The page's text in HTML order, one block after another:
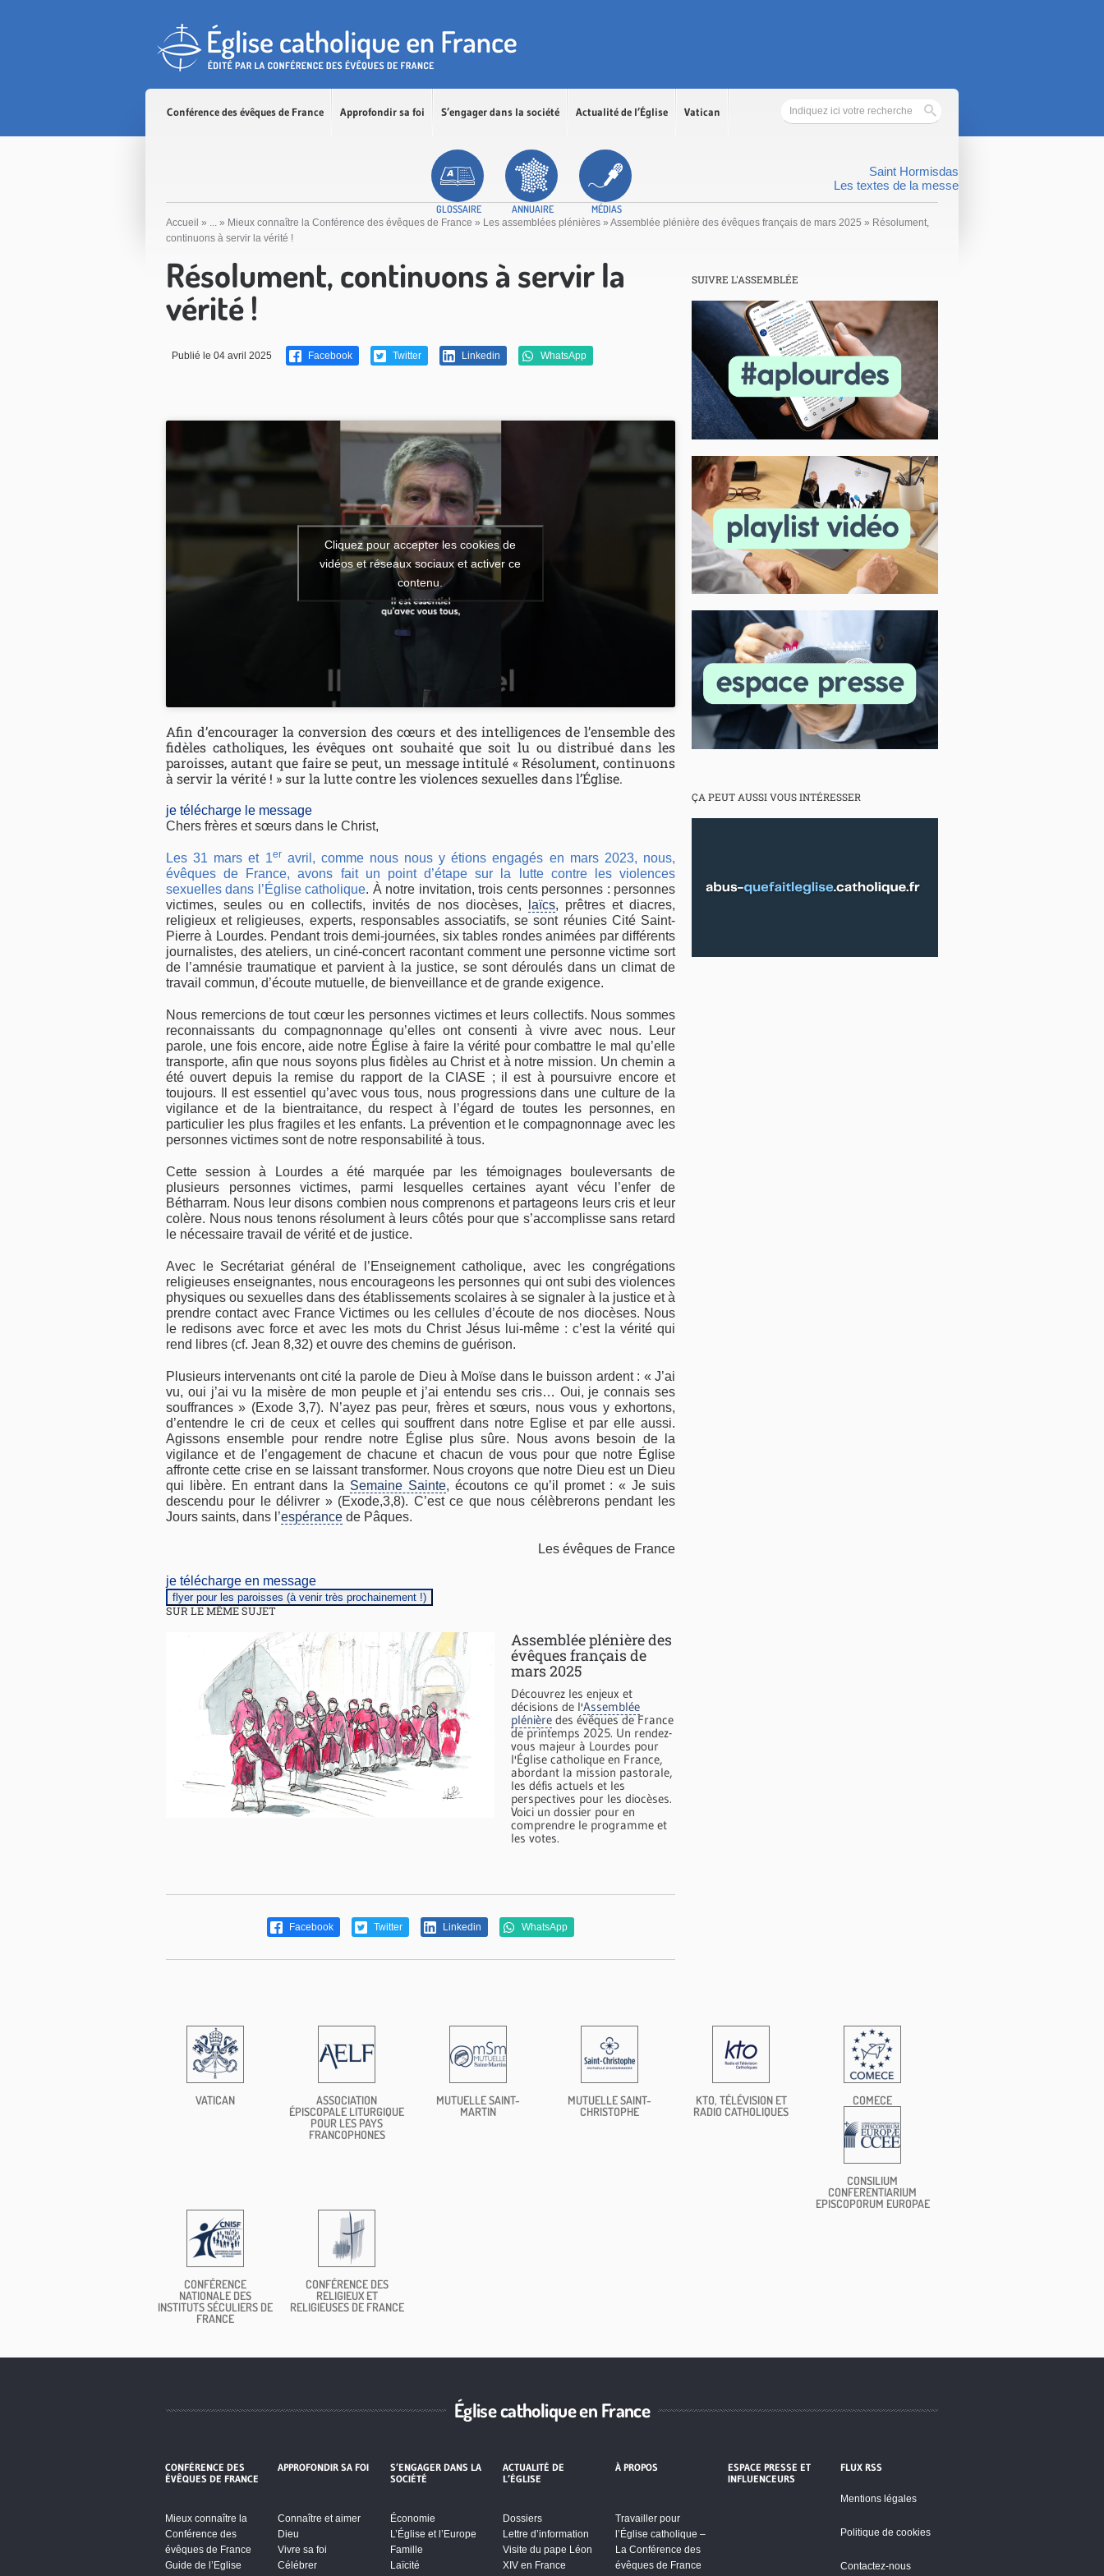
Conférence des évêques de France Approfondir sa foi S’engager dans la société Actualité de l’Église Vatican
GLOSSAIRE ANNUAIRE MÉDIAS
Saint Hormisdas
Les textes de la messe
Accueil » ... » Mieux connaître la Conférence des évêques de France » Les assemblées plénières » Assemblée plénière des évêques français de mars 2025 » Résolument,
continuons à servir la vérité !
Résolument, continuons à servir la
vérité !
Publié le 04 avril 2025 Facebook Twitter Linkedin WhatsApp
Cliquez pour accepter les cookies de
vidéos et réseaux sociaux et activer ce
contenu.
Afin d’encourager la conversion des cœurs et des intelligences de l’ensemble des
fidèles catholiques, les évêques ont souhaité que soit lu ou distribué dans les
paroisses, autant que faire se peut, un message intitulé « Résolument, continuons
à servir la vérité ! » sur la lutte contre les violences sexuelles dans l’Église.
je télécharge le message
Chers frères et sœurs dans le Christ,
Les 31 mars et 1er avril, comme nous nous y étions engagés en mars 2023, nous,
évêques de France, avons fait un point d’étape sur la lutte contre les violences
sexuelles dans l’Église catholique. À notre invitation, trois cents personnes : personnes
victimes, seules ou en collectifs, invités de nos diocèses,
laïcs, prêtres et diacres,
religieux et religieuses, experts, responsables associatifs, se sont réunies Cité Saint-
Pierre à Lourdes. Pendant trois demi-journées, six tables rondes animées par différents
journalistes, des ateliers, un ciné-concert racontant comment une personne victime sort
de l’amnésie traumatique et parvient à la justice, se sont déroulés dans un climat de
travail commun, d’écoute mutuelle, de bienveillance et de grande exigence.
Nous remercions de tout cœur les personnes victimes et leurs collectifs. Nous sommes
reconnaissants du compagnonnage qu’elles ont consenti à vivre avec nous. Leur
parole, une fois encore, aide notre Église à faire la vérité pour combattre le mal qu’elle
transporte, afin que nous soyons plus fidèles au Christ et à notre mission. Un chemin a
été ouvert depuis la remise du rapport de la CIASE ; il est à poursuivre encore et
toujours. Il est essentiel qu’avec vous tous, nous progressions dans une culture de la
vigilance et de la bientraitance, du respect à l’égard de toutes les personnes, en
particulier les plus fragiles et les enfants. La prévention et le compagnonnage avec les
personnes victimes sont de notre responsabilité à tous.
Cette session à Lourdes a été marquée par les témoignages bouleversants de
plusieurs personnes victimes, parmi lesquelles certaines ayant vécu l’enfer de
Bétharram. Nous leur disons combien nous comprenons et partageons leurs cris et leur
colère. Nous nous tenons résolument à leurs côtés pour que s’accomplisse sans retard
le nécessaire travail de vérité et de justice.
Avec le Secrétariat général de l’Enseignement catholique, avec les congrégations
religieuses enseignantes, nous encourageons les personnes qui ont subi des violences
physiques ou sexuelles dans des établissements scolaires à se signaler à la justice et à
prendre contact avec France Victimes ou les cellules d’écoute de nos diocèses. Nous
le redisons avec force et avec les mots du Christ Jésus lui-même : c’est la vérité qui
rend libres (cf. Jean 8,32) et ouvre des chemins de guérison.
Plusieurs intervenants ont cité la parole de Dieu à Moïse dans le buisson ardent : « J’ai
vu, oui j’ai vu la misère de mon peuple et j’ai entendu ses cris… Oui, je connais ses
souffrances » (Exode 3,7). N’ayez pas peur, frères et sœurs, nous vous y exhortons,
d’entendre le cri de ceux et celles qui souffrent dans notre Eglise et par elle aussi.
Agissons ensemble pour rendre notre Église plus sûre. Nous avons besoin de la
vigilance et de l’engagement de chacune et chacun de vous pour que notre Église
affronte cette crise en se laissant transformer. Nous croyons que notre Dieu est un Dieu
qui libère. En entrant dans la Semaine Sainte, écoutons ce qu’il promet : « Je suis
descendu pour le délivrer » (Exode,3,8). C’est ce que nous célèbrerons pendant les
Jours saints, dans l’espérance de Pâques.
Les évêques de France
je télécharge en message
flyer pour les paroisses (à venir très prochainement !)
SUR LE MÊME SUJET
Assemblée plénière des
évêques français de
mars 2025
Découvrez les enjeux et
décisions de l'Assemblée
plénière des évêques de France
de printemps 2025. Un rendez-
vous majeur à Lourdes pour
l'Église catholique en France,
abordant la mission pastorale,
les défis actuels et les
perspectives pour les diocèses.
Voici un dossier pour en
comprendre le programme et
les votes.
Facebook Twitter Linkedin WhatsApp
SUIVRE L'ASSEMBLÉE
ÇA PEUT AUSSI VOUS INTÉRESSER
VATICAN
ASSOCIATION
ÉPISCOPALE LITURGIQUE
POUR LES PAYS
FRANCOPHONES
MUTUELLE SAINT-
MARTIN
MUTUELLE SAINT-
CHRISTOPHE
KTO, TÉLÉVISION ET
RADIO CATHOLIQUES
COMECE
CONSILIUM
CONFERENTIARIUM
EPISCOPORUM EUROPAE
CONFÉRENCE
NATIONALE DES
INSTITUTS SÉCULIERS DE
FRANCE
CONFÉRENCE DES
RELIGIEUX ET
RELIGIEUSES DE FRANCE
Église catholique en France
CONFÉRENCE DES
ÉVÊQUES DE FRANCE
Mieux connaître la
Conférence des
évêques de France
Guide de l’Eglise
APPROFONDIR SA FOI
Connaître et aimer
Dieu
Vivre sa foi
Célébrer
S’ENGAGER DANS LA
SOCIÉTÉ
Économie
L’Église et l’Europe
Famille
Laïcité
ACTUALITÉ DE
L’ÉGLISE
Dossiers
Lettre d’information
Visite du pape Léon
XIV en France
À PROPOS
Travailler pour
l’Église catholique –
La Conférence des
évêques de France
ESPACE PRESSE ET
INFLUENCEURS
FLUX RSS
Mentions légales
Politique de cookies
Contactez-nous